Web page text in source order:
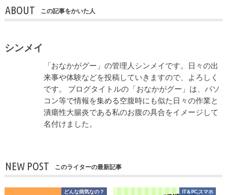
ABOUT この記事をかいた人
シンメイ
「おなかがグー」の管理人シンメイです。日々の出
来事や体験などを投稿していきますので、よろしく
です。 ブログタイトルの「おなかがグー」は、パソ
コン等で情報を集める空腹時にも似た日々の作業と
潰瘍性大腸炎である私のお腹の具合をイメージして
名付けました。
NEW POST このライターの最新記事
どんな病気なの？ IT＆PC,スマホ